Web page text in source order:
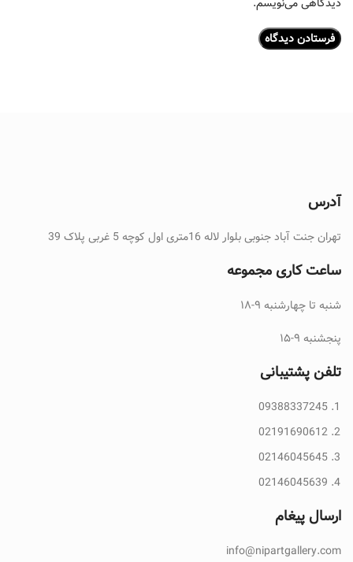
آدرس
تهران جنت آباد جنوبی بلوار لاله 16متری اول کوچه 5 غربی پلاک 39
ساعت کاری مجموعه
شنبه تا چهارشنبه ۹-۱۸
پنجشنبه ۹-۱۵
تلفن پشتیبانی
09388337245
02191690612
02146045645
02146045639
ارسال پیغام
info@nipartgallery.com